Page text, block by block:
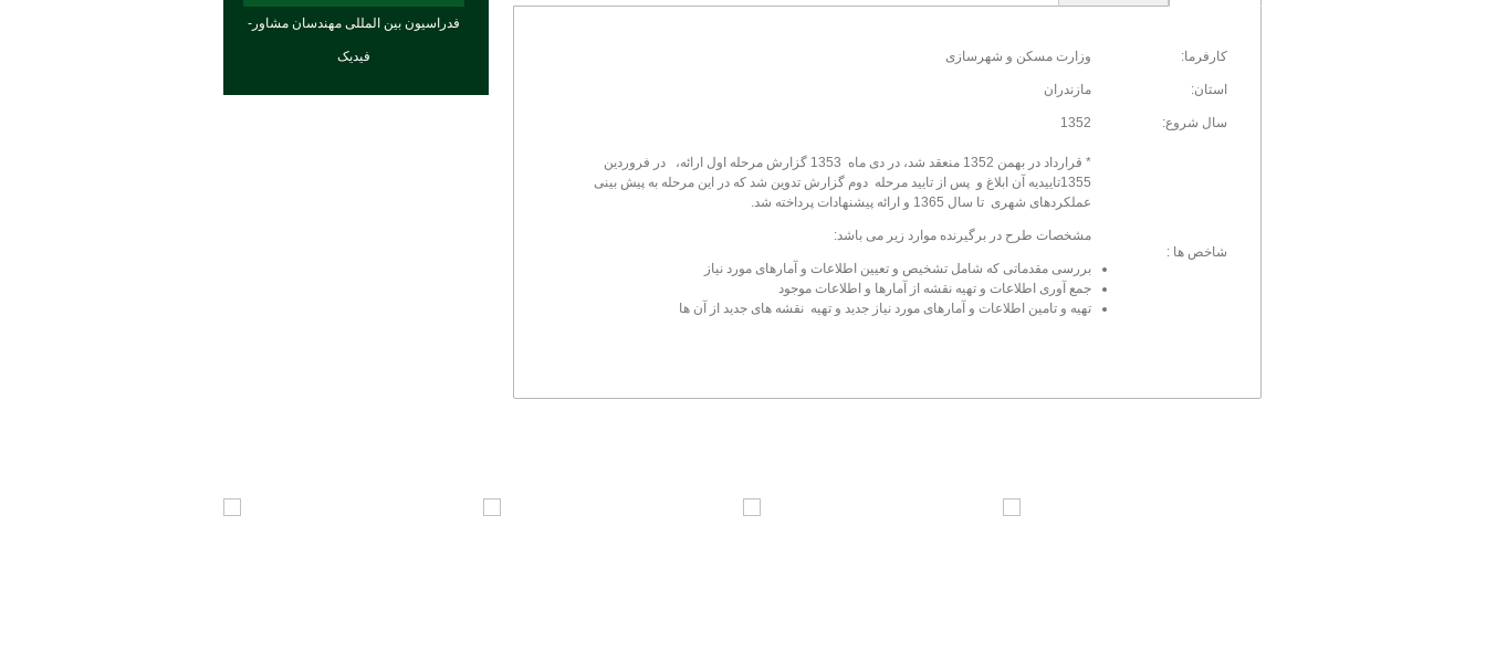
کارفرما: وزارت مسکن و شهرسازی
استان: مازندران
سال شروع: 1352
شاخص ها :
* قرارداد در بهمن 1352
منعقد شد، در دی ماه 1353 گزارش مرحله اول ارائه، در فروردین
1355تاییدیه آن ابلاغ و پس از تایید مرحله دوم گزارش تدوین شد که در این مرحله به پیش بینی
عملکردهای شهری تا سال 1365 و ارائه پیشنهادات پرداخته شد.
مشخصات طرح در برگیرنده موارد زیر می باشد:
بررسی مقدماتی که شامل تشخیص و تعیین اطلاعات و آمارهای مورد نیاز
جمع آوری اطلاعات و تهیه نقشه از آمارها و اطلاعات موجود
تهیه و تامین اطلاعات و آمارهای مورد نیاز جدید و تهیه نقشه های جدید از آن ها
فدراسیون بین المللی مهندسان مشاور-
فیدیک